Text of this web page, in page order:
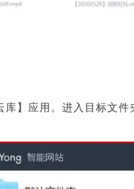
】应用。进入目标文